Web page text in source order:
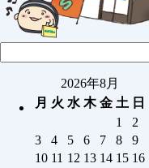
2026年8月
月 火 水 木 金 土 日
1
2
3
4 5 6 7 8
9
10 11 12 13 14 15 16